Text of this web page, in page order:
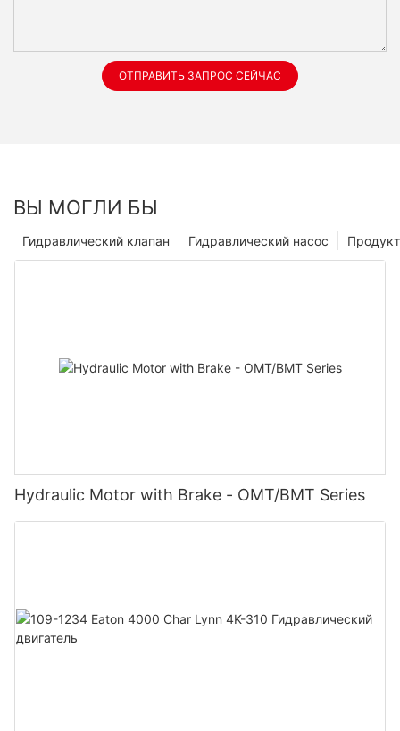
ОТПРАВИТЬ ЗАПРОС СЕЙЧАС
ВЫ МОГЛИ БЫ
Гидравлический насос
Гидравлический клапан
Hydraulic Motor with Brake - OMT/BMT Series